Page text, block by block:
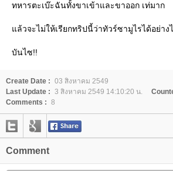
ทหารตะเบ๊ะฉันทั้งขาเข้าและขาออก เท่มาก
แล้วจะไม่ให้เรียกทริปนี้ว่าทัวร์ซามูไรได้อย่าง
บันไซ!!
Create Date : 03 สิงหาคม 2549
Last Update : 3 สิงหาคม 2549 14:10:20 น.
Comments : 8
Comment